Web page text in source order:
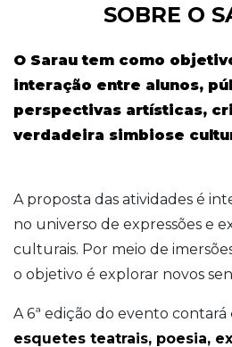
SOBRE O
O Sarau tem como
interação entre alunos,
perspectivas artísticas,
verdadeira simbiose
A proposta das atividades é
no universo de expressões e
culturais. Por meio de
o objetivo é explorar novos
A 6ª edição do evento contará
esquetes teatrais, poesia,